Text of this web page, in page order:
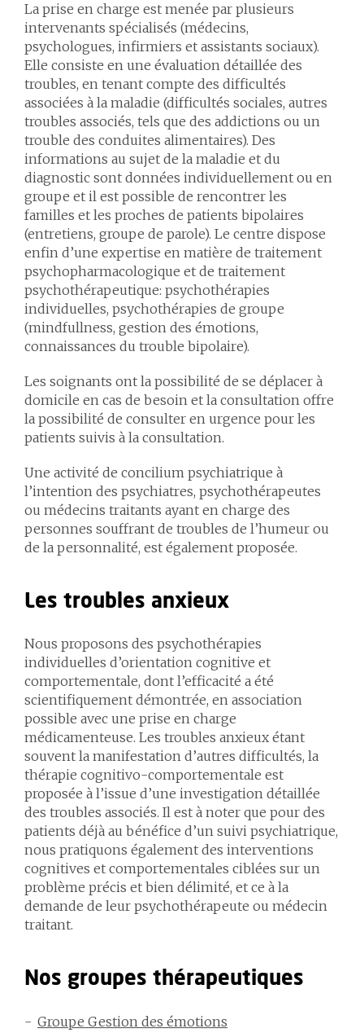
La prise en charge est menée par plusieurs
intervenants spécialisés (médecins,
psychologues, infirmiers et assistants sociaux).
Elle consiste en une évaluation détaillée des
troubles, en tenant compte des difficultés
associées à la maladie (difficultés sociales, autres
troubles associés, tels que des addictions ou un
trouble des conduites alimentaires). Des
informations au sujet de la maladie et du
diagnostic sont données individuellement ou en
groupe et il est possible de rencontrer les
familles et les proches de patients bipolaires
(entretiens, groupe de parole). Le centre dispose
enfin d’une expertise en matière de traitement
psychopharmacologique et de traitement
psychothérapeutique: psychothérapies
individuelles, psychothérapies de groupe
(mindfullness, gestion des émotions,
connaissances du trouble bipolaire).
Les soignants ont la possibilité de se déplacer à
domicile en cas de besoin et la consultation offre
la possibilité de consulter en urgence pour les
patients suivis à la consultation.
Une activité de concilium psychiatrique à
l’intention des psychiatres, psychothérapeutes
ou médecins traitants ayant en charge des
personnes souffrant de troubles de l’humeur ou
de la personnalité, est également proposée.
Les troubles anxieux
Nous proposons des psychothérapies
individuelles d’orientation cognitive et
comportementale, dont l’efficacité a été
scientifiquement démontrée, en association
possible avec une prise en charge
médicamenteuse. Les troubles anxieux étant
souvent la manifestation d’autres difficultés, la
thérapie cognitivo-comportementale est
proposée à l’issue d’une investigation détaillée
des troubles associés. Il est à noter que pour des
patients déjà au bénéfice d’un suivi psychiatrique,
nous pratiquons également des interventions
cognitives et comportementales ciblées sur un
problème précis et bien délimité, et ce à la
demande de leur psychothérapeute ou médecin
traitant.
Nos groupes thérapeutiques
Groupe Gestion des émotions